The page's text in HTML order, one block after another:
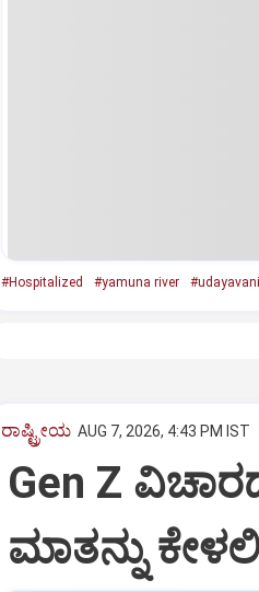
#Hospitalized #yamuna river #udayavani
ರಾಷ್ಟ್ರೀಯ AUG 7, 2026, 4:43 PM IST
Gen Z
ಮಾತನ್ನು